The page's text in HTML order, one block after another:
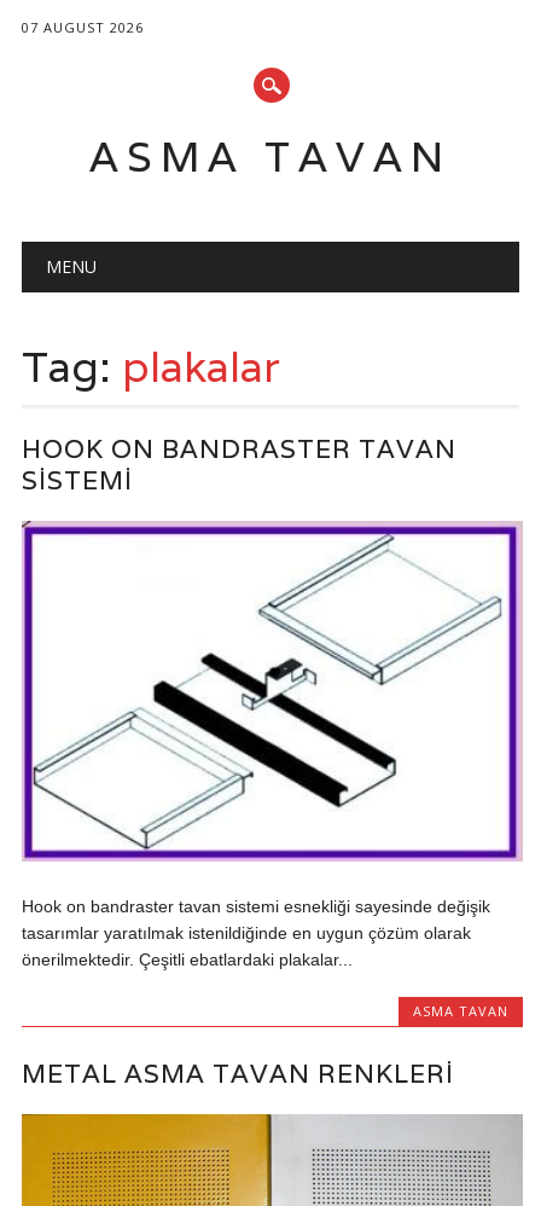
07 AUGUST 2026
ASMA TAVAN
Main menu
MENU
Tag: plakalar
HOOK ON BANDRASTER TAVAN
SISTEMI
Hook on bandraster tavan sistemi esnekliği sayesinde değişik
tasarımlar yaratılmak istenildiğinde en uygun çözüm olarak
önerilmektedir. Çeşitli ebatlardaki plakalar...
ASMA TAVAN
METAL ASMA TAVAN RENKLERI